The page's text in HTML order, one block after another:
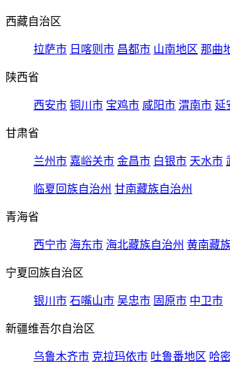
西藏自治区
拉萨市 日喀则市 昌都市 山南地区 那曲
陕西省
西安市 铜川市 宝鸡市 咸阳市 渭南市 延
甘肃省
兰州市 嘉峪关市 金昌市 白银市 天水市
临夏回族自治州 甘南藏族自治州
青海省
西宁市 海东市 海北藏族自治州 黄南藏
宁夏回族自治区
银川市 石嘴山市 吴忠市 固原市 中卫市
新疆维吾尔自治区
乌鲁木齐市 克拉玛依市 吐鲁番地区 哈